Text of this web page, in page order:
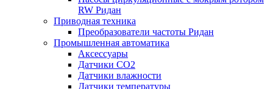
RW Ридан
Приводная техника
Преобразователи частоты Ридан
Промышленная автоматика
Аксессуары
Датчики CO2
Датчики влажности
Датчики температуры